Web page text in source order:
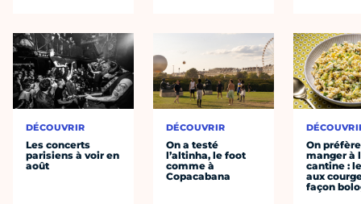
DÉCOUVRIR
Les concerts
parisiens à voir en
août
DÉCOUVRIR
On a testé
l’altinha, le foot
comme à
Copacabana
On préfère
manger à
cantine :
aux
façon